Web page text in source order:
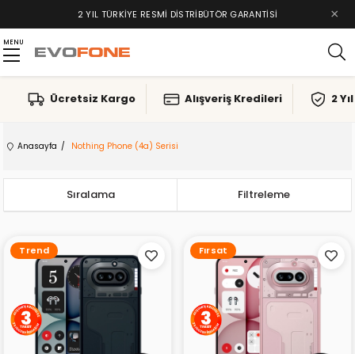
2 YIL TÜRKIYE RESMI DISTRIBÜTÖR GARANTISI ×
MENU
Ücretsiz Kargo Alışveriş Kredileri 2
Anasayfa Nothing Phone (4a) Serisi
Filtreleme
Sıralama
Trend Fırsat